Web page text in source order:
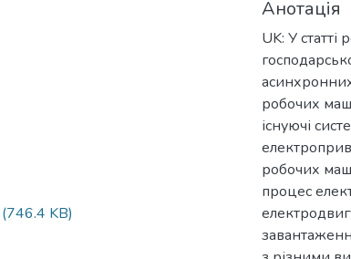
(746.4 KB)
Анотація
UK: У
робочих
існуючі
робочих
процес